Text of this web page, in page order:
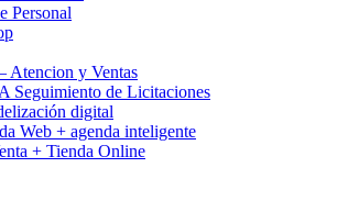
Personal
Atencion y Ventas
Seguimiento de Licitaciones
digital
Web + agenda inteligente
+ Tienda Online